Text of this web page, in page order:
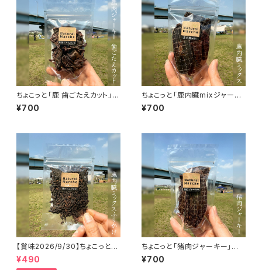
ちょこっと「鹿 歯ごたえカット」ジ
ビエ鹿 おやつ
¥700
ちょこっと「鹿内臓mixジャーキ
ー」ジビエ鹿 おやつ
¥700
【賞味2026/9/30】ちょこっと
「鹿内臓mixふりかけ」ジビエ鹿
おやつ
¥490
ちょこっと「猪肉ジャーキー」ジ
ビエいのしし おやつ
¥700